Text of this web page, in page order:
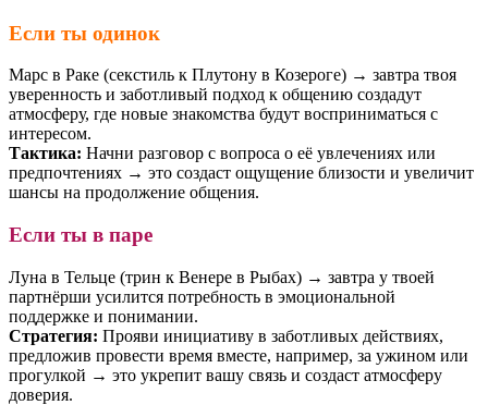
Если ты одинок
Марс в Раке (секстиль к Плутону в Козероге) → завтра твоя
уверенность и заботливый подход к общению создадут
атмосферу, где новые знакомства будут восприниматься с
интересом.
Тактика: Начни разговор с вопроса о её увлечениях или
предпочтениях → это создаст ощущение близости и увеличит
шансы на продолжение общения.
Если ты в паре
Луна в Тельце (трин к Венере в Рыбах) → завтра у твоей
партнёрши усилится потребность в эмоциональной
поддержке и понимании.
Стратегия: Прояви инициативу в заботливых действиях,
предложив провести время вместе, например, за ужином или
прогулкой → это укрепит вашу связь и создаст атмосферу
доверия.